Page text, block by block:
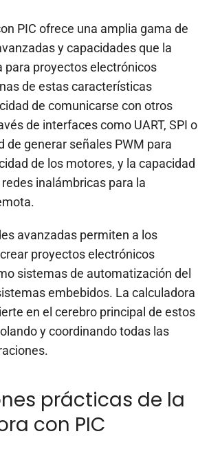
PIC ofrece una amplia gama de
y capacidades que la
para proyectos electrónicos
de estas características
de comunicarse con otros
de interfaces como UART, SPI o
de generar señales PWM para
de los motores, y la capacidad
inalámbricas para la
avanzadas permiten a los
proyectos electrónicos
sistemas de automatización del
embebidos. La calculadora
en el cerebro principal de estos
y coordinando todas las
prácticas de la
con PIC